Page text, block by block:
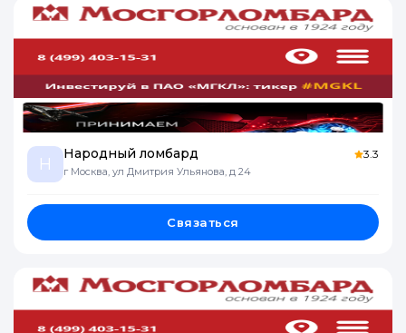
Н
Народный ломбард
г Москва, ул Дмитрия Ульянова, д 24
3.3
Связаться